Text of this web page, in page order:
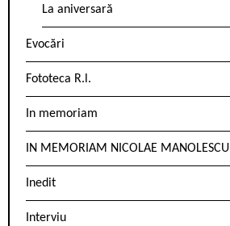
La aniversară
Evocări
Fototeca R.l.
In memoriam
IN MEMORIAM NICOLAE MANOLESCU
Inedit
Interviu